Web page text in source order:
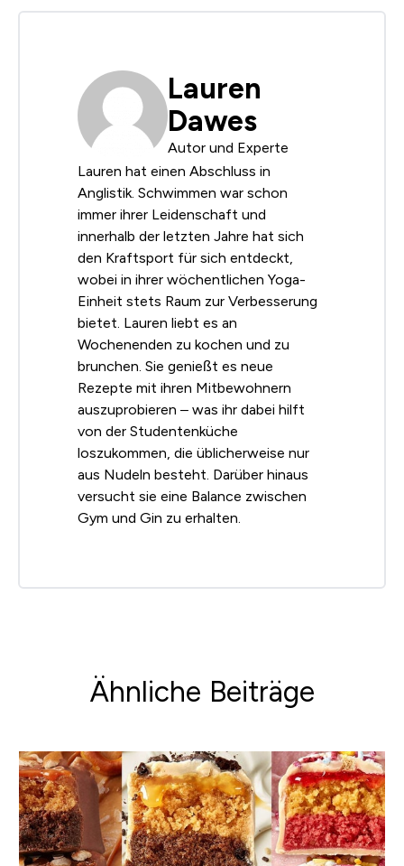
Lauren
Dawes
Autor und Experte
Lauren hat einen Abschluss in
Anglistik. Schwimmen war schon
immer ihrer Leidenschaft und
innerhalb der letzten Jahre hat sich
den Kraftsport für sich entdeckt,
wobei in ihrer wöchentlichen Yoga-
Einheit stets Raum zur Verbesserung
bietet. Lauren liebt es an
Wochenenden zu kochen und zu
brunchen. Sie genießt es neue
Rezepte mit ihren Mitbewohnern
auszuprobieren – was ihr dabei hilft
von der Studentenküche
loszukommen, die üblicherweise nur
aus Nudeln besteht. Darüber hinaus
versucht sie eine Balance zwischen
Gym und Gin zu erhalten.
Ähnliche Beiträge